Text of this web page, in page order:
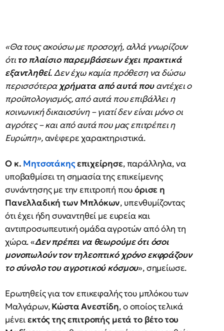
«Θα τους ακούσω με προσοχή, αλλά γνωρίζουν
ότι το πλαίσιο παρεμβάσεων έχει πρακτικά
εξαντληθεί. Δεν έχω καμία πρόθεση να δώσω
περισσότερα χρήματα από αυτά πουαντέχει ο
προϋπολογισμός, από αυτά που επιβάλλει η
κοινωνική δικαιοσύνη – γιατί δεν είναι μόνο οι
αγρότες – και από αυτά που μας επιτρέπει η
Ευρώπη»,ανέφερε χαρακτηριστικά.
Ο κ. Μητσοτάκηςεπιχείρησε, παράλληλα, να
υποβαθμίσει τη σημασία της επικείμενης
συνάντησης με την επιτροπή πουόρισε η
Πανελλαδική των Μπλόκων, υπενθυμίζοντας
ότι έχει ήδη συναντηθεί με ευρεία και
αντιπροσωπευτική ομάδα αγροτών από όλη τη
χώρα. «Δεν πρέπει να θεωρούμε ότι όσοι
μονοπωλούν τον τηλεοπτικό χρόνο εκφράζουν
το σύνολο του αγροτικού κόσμου», σημείωσε.
Ερωτηθείς για τον επικεφαλής του μπλόκου των
Μαλγάρων,Κώστα Ανεστίδη, ο οποίος τελικά
μένειεκτός της επιτροπής μετά το βέτο του